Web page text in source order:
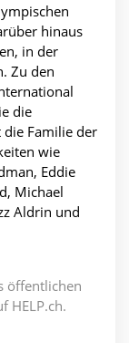
hinaus
in der
Zu den
die
die Familie der
wie
Eddie
Michael
Aldrin und
öffentlichen
HELP.ch.